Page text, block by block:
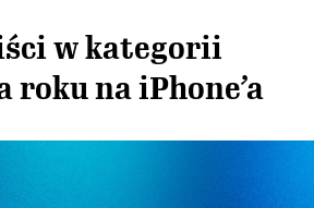
w kategorii
roku na iPhone’a